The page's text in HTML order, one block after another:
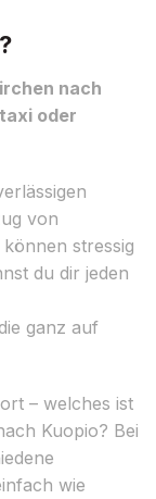
nach
oder
von
stressig
du dir jeden
ganz auf
– welches ist
Kuopio? Bei
wie